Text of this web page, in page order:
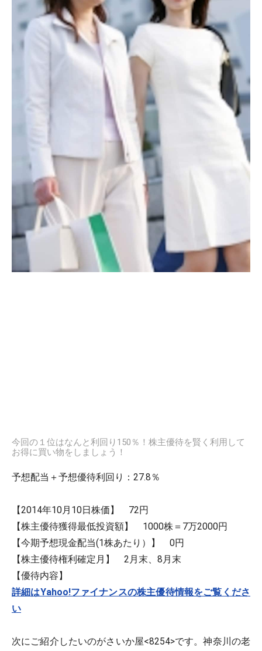
今回の１位はなんと利回り150％！株主優待を賢く利用して
お得に買い物をしましょう！
予想配当＋予想優待利回り：27.8％
【2014年10月10日株価】 72円
【株主優待獲得最低投資額】 1000株＝7万2000円
【今期予想現金配当(1株あたり）】 0円
【株主優待権利確定月】 2月末、8月末
【優待内容】
詳細はYahoo!ファイナンスの株主優待情報をご覧くださ
い
次にご紹介したいのがさいか屋<8254>です。神奈川の老